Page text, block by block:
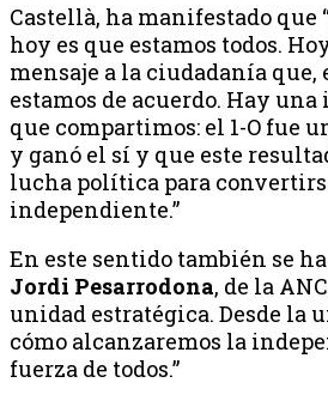
Castellà, ha manifestado que
hoy es que estamos todos.
mensaje a la ciudadanía que,
estamos de acuerdo. Hay
que compartimos: el 1-O fue
y ganó el sí y que este
lucha política para
independiente.”
En este sentido también se
Jordi Pesarrodona, de la
unidad estratégica. Desde la
cómo alcanzaremos la
fuerza de todos.”